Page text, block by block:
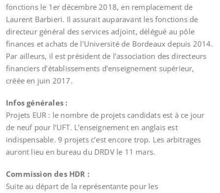
fonctions le 1er décembre 2018, en remplacement de
Laurent Barbieri. Il assurait auparavant les fonctions de
directeur général des services adjoint, délégué au pôle
finances et achats de l’Université de Bordeaux depuis 2014.
Par ailleurs, il est président de l’association des directeurs
financiers d’établissements d’enseignement supérieur,
créée en juin 2017.
Infos générales :
Projets EUR : le nombre de projets candidats est à ce jour
de neuf pour l’UFT. L’enseignement en anglais est
indispensable. 9 projets c’est encore trop. Les arbitrages
auront lieu en bureau du DRDV le 11 mars.
Commission des HDR :
Suite au départ de la représentante pour les